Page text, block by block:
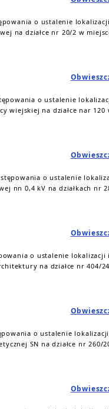
o ustalenie
na działce nr 20/2 w
o ustalenie
wiejskiej na działce nar 120
o ustalenie
nn 0,4 kV na działkach nr
o ustalenie
na działce nr 404/
o ustalenie
SN na działce nr 260/